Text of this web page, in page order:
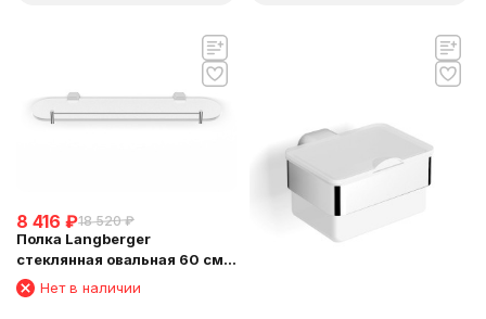
8 416 ₽18 520 ₽
Полка Langberger
стеклянная овальная 60 см
24051CНет в наличии